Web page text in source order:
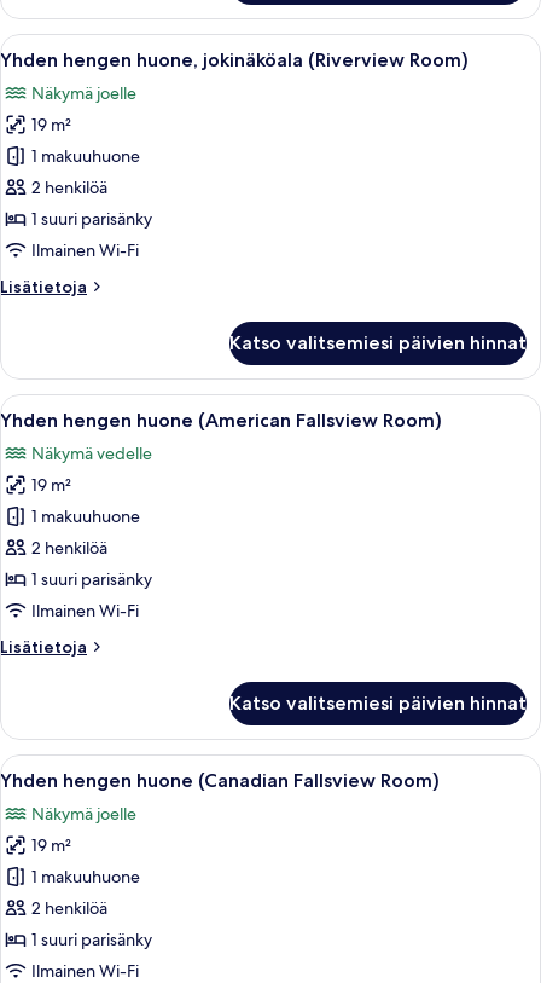
kuvat
(Lobby
Level
Room
No
view)
Avaa
kaikki
huonetyypin
Yhden
hengen
huone,
jokinäköala
(Riverview
kuvat
Hotellihuone, jossa on suuri sänky,
5
Yhden hengen huone, jokinäköala (Riverview Room)
Näkymä joelle
19 m²
1 makuuhuone
2 henkilöä
1 suuri parisänky
Ilmainen Wi-Fi
Lisätietoja
Lisätietoja
huone,
jokinäköala
(Riverview
Katso valitsemiesi päivien hinnat
Avaa
kaikki
huonetyypin
Yhden
hengen
huone
(American
Fallsview
kuvat
Hotellihuone, jossa on suuri ikkuna,
5
Yhden hengen huone (American Fallsview Room)
Näkymä vedelle
19 m²
1 makuuhuone
2 henkilöä
1 suuri parisänky
Ilmainen Wi-Fi
Lisätietoja
Lisätietoja
huone
(American
Fallsview
Katso valitsemiesi päivien hinnat
Avaa
kaikki
huonetyypin
Yhden
hengen
huone
(Canadian
Fallsview
Hotellihuone, jossa on suuri ikkuna,
5
Yhden hengen huone (Canadian Fallsview Room)
Näkymä joelle
19 m²
1 makuuhuone
2 henkilöä
1 suuri parisänky
Ilmainen Wi-Fi